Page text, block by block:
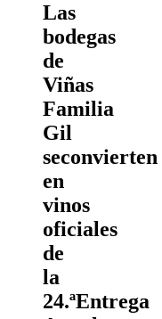
Las
bodegas
de
Viñas
Familia
Gil
seconvierten
en
vinos
oficiales
de
la
24.ªEntrega